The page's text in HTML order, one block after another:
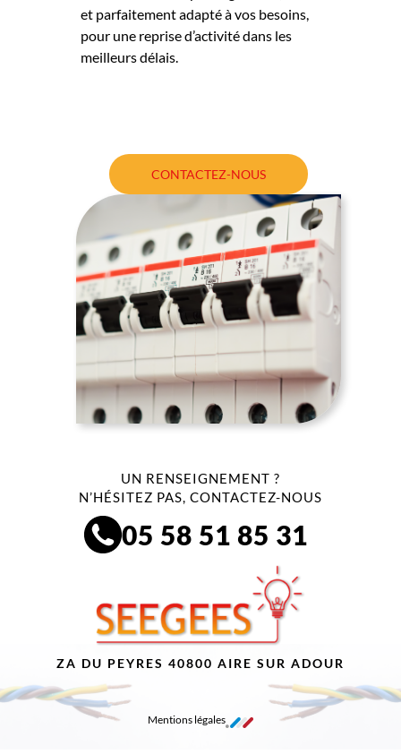
et parfaitement adapté à vos besoins,
pour une reprise d’activité dans les
meilleurs délais.
CONTACTEZ-NOUS
UN RENSEIGNEMENT ?
N’HÉSITEZ PAS, CONTACTEZ-NOUS
05 58 51 85 31
ZA DU PEYRES 40800 AIRE SUR ADOUR
Mentions légales